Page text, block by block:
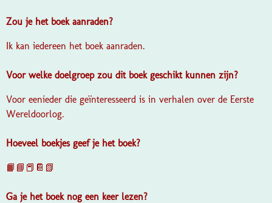
Zou je het boek aanraden?
Ik kan iedereen het boek aanraden.
Voor welke doelgroep zou dit boek geschikt kunnen zijn?
Voor eenieder die geïnteresseerd is in verhalen over de Eerste
Wereldoorlog.
Hoeveel boekjes geef je het boek?
📙📘📕📔📗
Ga je het boek nog een keer lezen?